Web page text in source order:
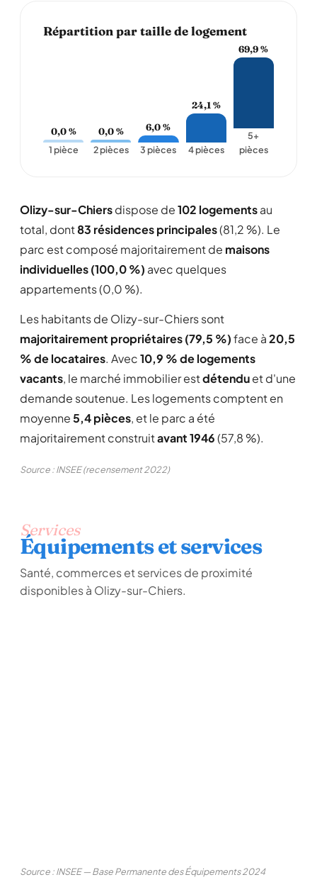
Répartition par taille de logement
0,0 %
1 pièce
0,0 %
2 pièces
6,0 %
3 pièces
24,1 %
4 pièces
69,9 %
5+
pièces
Olizy-sur-Chiersdispose de102 logementsau
total, dont83 résidences principales(81,2 %). Le
parc est composé majoritairement de maisons
individuelles (100,0 %) avec quelques
appartements (0,0 %).
Les habitants de Olizy-sur-Chiers sont
majoritairement propriétaires (79,5 %)face à20,5
% de locataires. Avec10,9 % de logements
vacants, le marché immobilier estdétenduet d'une
demande soutenue. Les logements comptent en
moyenne5,4 pièces, et le parc a été
majoritairement construitavant 1946(57,8 %).
Source : INSEE (recensement 2022)
Services
Équipements et services
Santé, commerces et services de proximité
disponibles à Olizy-sur-Chiers.
Source : INSEE — Base Permanente des Équipements 2024